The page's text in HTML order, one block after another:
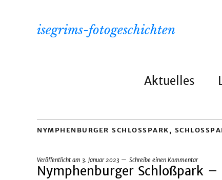
isegrims-fotogeschichten
Aktuelles
NYMPHENBURGER SCHLOSSPARK ,
Veröffentlicht am 3. Januar 2023 Schreibe einen Kommentar
Nymphenburger Schloßpark –